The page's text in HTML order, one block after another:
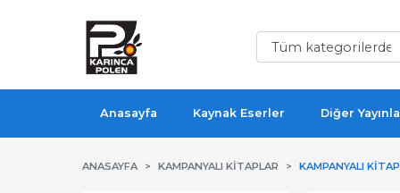
Anasayfa Kaynak Eserler Diğer
ANASAYFA KAMPANYALI KITAPLAR KAMPANYALI